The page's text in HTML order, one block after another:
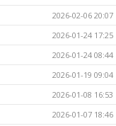
2026-02-06 20:07
2026-01-24 17:25
2026-01-24 08:44
2026-01-19 09:04
2026-01-08 16:53
2026-01-07 18:46